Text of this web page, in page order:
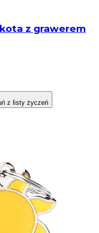
z grawerem
z listy życzeń